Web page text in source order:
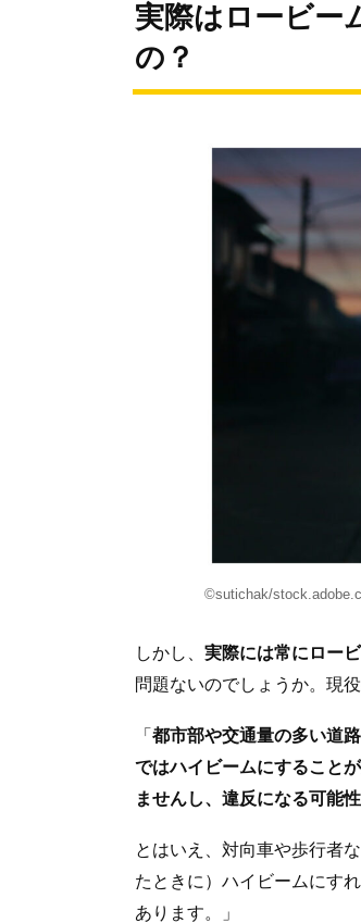
実際はロービー
の？
©sutichak/
しかし、 実際には常にロー
問題ないのでしょうか。現
「都市部や交通量の多い道
ではハイビームにすること
ませんし、違反になる可能
とはいえ、対向車や歩行者
たときに）ハイビームにす
あります。」